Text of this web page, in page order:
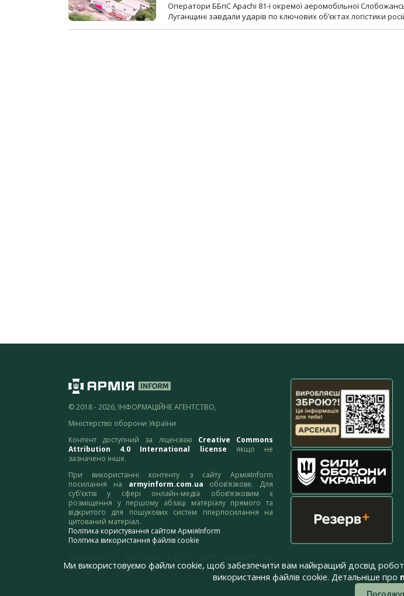
Оператори ББпС Apachi 81-ї окремої аеромобільної
Луганщині завдали ударів по ключових об’єктах логістики
© 2018 - 2026, ІНФОРМАЦІЙНЕ АГЕНТСТВО,
Міністерство оборони України
Контент доступний за ліцензією Creative Commons
Attribution 4.0 International license якщо не
зазначено інше.
При використанні контенту з сайту АрміяInform
посилання на armyinform.com.ua обов’язкове. Для
суб’єктів у сфері онлайн-медіа обов’язковим є
розміщення у першому абзаці матеріалу прямого та
відкритого для пошукових систем гіперпосилання на
цитований матеріал.
Політика користування сайтом АрміяInform
Політика використання файлів cookie
адресу:webmaster@armyinform.com.ua
Ми використовуємо файли cookie, щоб забезпечити вам найкращий досвід
використання файлів cookie. Детальніше про